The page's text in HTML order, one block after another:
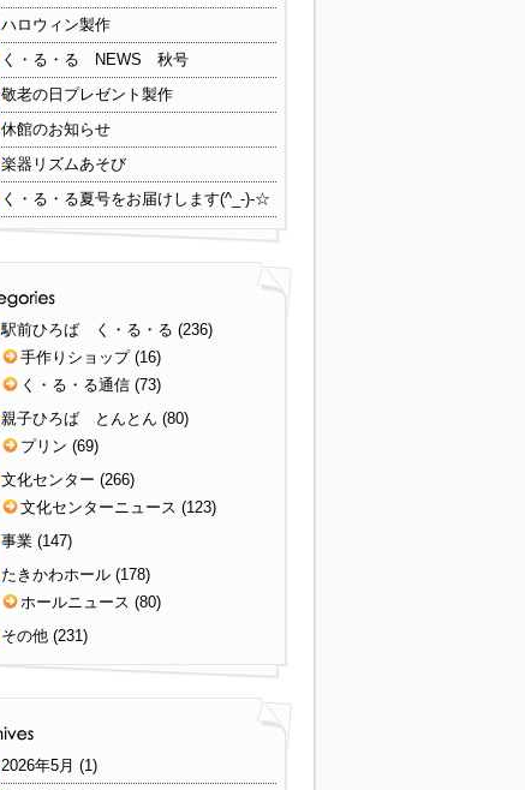
ハロウィン製作
く・る・る NEWS 秋号
敬老の日プレゼント製作
休館のお知らせ
楽器リズムあそび
く・る・る夏号をお届けします(^_-)-☆
駅前ひろば く・る・る (236)
手作りショップ(16)
く・る・る通信 (73)
親子ひろば とんとん (80)
プリン (69)
文化センター (266)
文化センターニュース (123)
事業 (147)
たきかわホール (178)
ホールニュース (80)
その他 (231)
2026年5月 (1)